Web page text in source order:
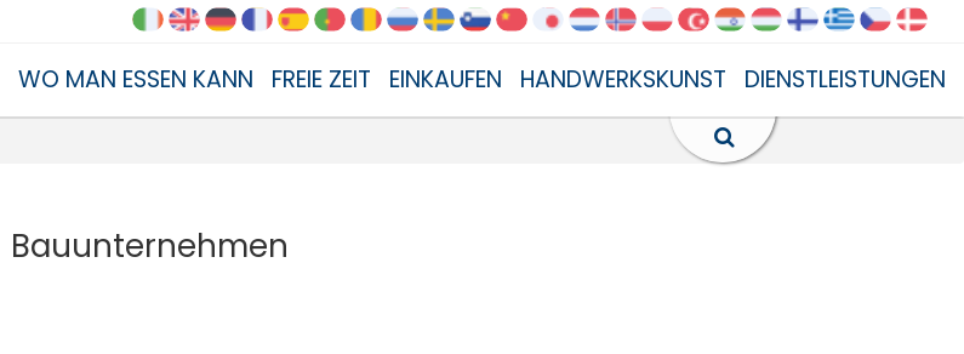
WO MAN ESSEN KANN FREIE ZEIT EINKAUFEN HANDWERKSKUNST DIENSTLEISTUNGEN
Bauunternehmen